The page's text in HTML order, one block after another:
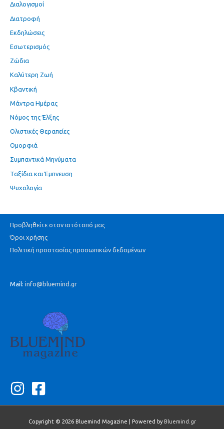
Διαλογισμοί
Διατροφή
Εκδηλώσεις
Εσωτερισμός
Ζώδια
Καλύτερη Ζωή
Κβαντική
Μάντρα Ημέρας
Νόμος της Έλξης
Ολιστικές Θεραπείες
Ομορφιά
Συμπαντικά Μηνύματα
Ταξίδια και Έμπνευση
Ψυχολογία
Προβληθείτε στον ιστότοπό μας
Όροι χρήσης
Πολιτική προστασίας προσωπικών δεδομένων
Mail: info@bluemind.gr
Copyright © 2026 Bluemind Magazine | Powered by Bluemind.gr